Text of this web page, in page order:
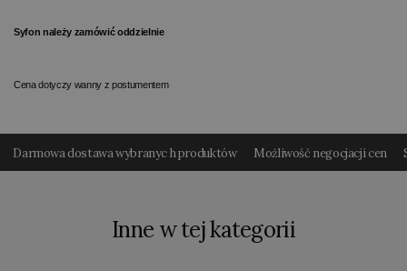
Syfon należy zamówić oddzielnie
Cena dotyczy wanny z postumentem
Darmowa dostawa wybranyc h produktów Możliwość negocjacji cen
Inne w tej kategorii